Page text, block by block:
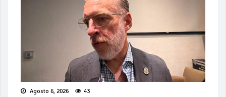
Agosto 6, 2026 43